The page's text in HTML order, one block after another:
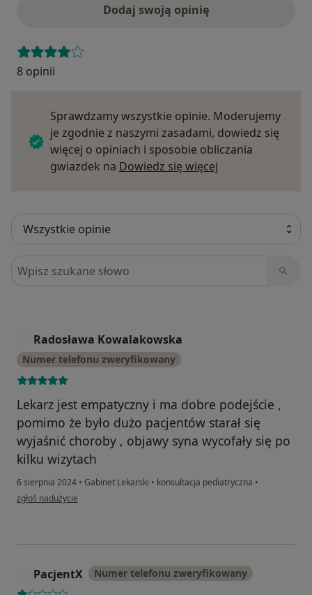
Dodaj swoją opinię
8 opinii
Sprawdzamy wszystkie opinie. Moderujemy
je zgodnie z naszymi zasadami, dowiedz się
więcej o opiniach i sposobie obliczania
gwiazdek na Dowiedz się więcej
Szukaj w opiniach
Radosława Kowalakowska
Numer telefonu zweryfikowany
Lekarz jest empatyczny i ma dobre podejście ,
pomimo że było dużo pacjentów starał się
wyjaśnić choroby , objawy syna wycofały się po
kilku wizytach
6 sierpnia 2024 • Gabinet Lekarski • konsultacja pediatryczna •
w opinii użytkownika Radosława Kowalakowska
zgłoś nadużycie
PacjentX Numer telefonu zweryfikowany